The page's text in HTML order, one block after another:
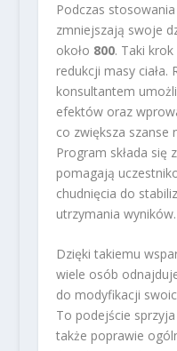
Podczas
zmniejszają swoje
około 800. Taki
redukcji masy ciała.
konsultantem
efektów oraz
co zwiększa szanse
Program składa się
pomagają
chudnięcia do
utrzymania wyników.
Dzięki takiemu
wiele osób
do modyfikacji
To podejście
także poprawie